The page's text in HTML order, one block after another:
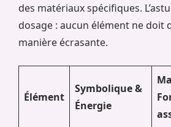
des matériaux spécifiques.
dosage : aucun élément ne doit
manière écrasante.
Élément
Symbolique &
Énergie